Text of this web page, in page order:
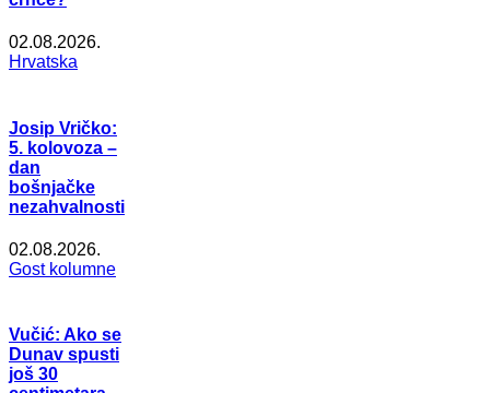
02.08.2026.
Hrvatska
Josip Vričko:
5. kolovoza –
dan
bošnjačke
nezahvalnosti
02.08.2026.
Gost kolumne
Vučić: Ako se
Dunav spusti
još 30